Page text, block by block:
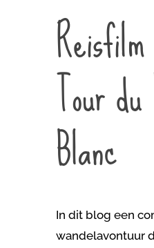
Tour
Blanc
In dit blog een
wandelavontuur